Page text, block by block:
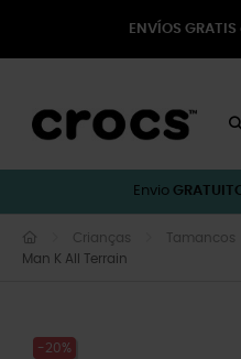
ENVÍOS GRATIS
Envio
Crianças Tamancos
Man K All Terrain
-20%